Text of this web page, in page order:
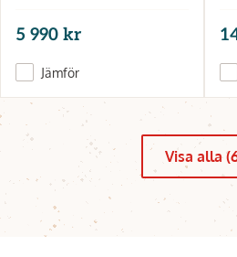
5 990 kr
Jämför
Visa alla